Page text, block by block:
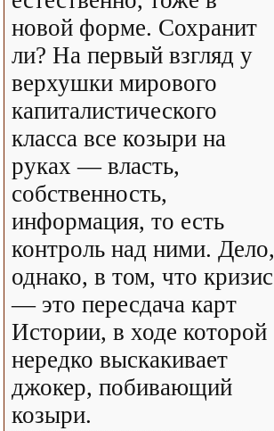
новой форме. Сохранит
ли? На первый взгляд у
верхушки мирового
капиталистического
класса все козыри на
руках — власть,
собственность,
информация, то есть
контроль над ними. Дело,
однако, в том, что кризис
— это пересдача карт
Истории, в ходе которой
нередко выскакивает
джокер, побивающий
козыри.